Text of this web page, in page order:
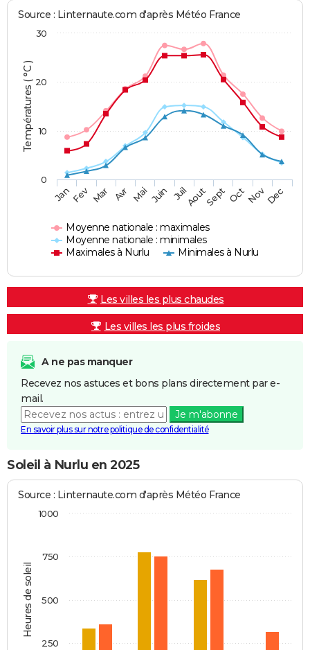
Températures ( °C )
Source : Linternaute.com d'après Météo France
Moyenne nationale : maximales
Moyenne nationale : minimales
Maximales à Nurlu
Minimales à Nurlu
JanFev Mar Avr Mai Juin JuilAoutSept OctNovDec
0
10
20
30
Les villes les plus chaudes
Les villes les plus froides
A ne pas manquer
Recevez nos astuces et bons plans directement par e-
mail.
Je m'abonne
En savoir plus sur notre politique de confidentialité
Soleil à Nurlu en 2025
Heures de soleil
Source : Linternaute.com d'après Météo France
1000
250
500
750